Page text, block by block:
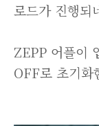
로드가 진행되
ZEPP 어플이
OFF로 초기화